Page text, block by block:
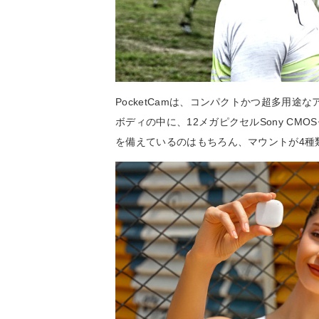
PocketCamは、コンパクトかつ超多用途な
ボディの中に、12メガピクセルSony
を備えているのはもちろん、マウントが4